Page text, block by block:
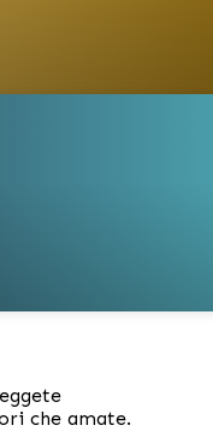
che amate.